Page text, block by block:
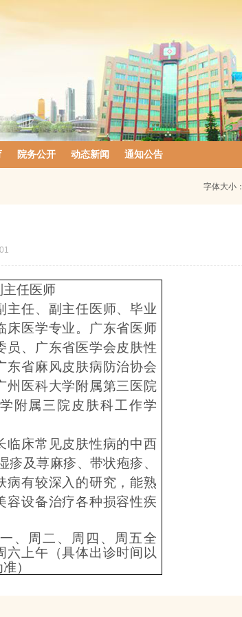
院务公开 动态新闻 通知公告
字体大小：
主任医师
主任、副主任医师、毕业
床医学专业。广东省医师
员、广东省医学会皮肤性
东省麻风皮肤病防治协会
州医科大学附属第三医院
附属三院皮肤科工作学
临床常见皮肤性病的中西
疹及荨麻疹、带状疱疹、
病有较深入的研究，能熟
容设备治疗各种损容性疾
、周二、周四、周五全
六上午（具体出诊时间以
）